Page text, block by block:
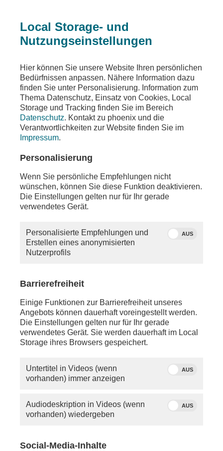
Local Storage- und
Nutzungseinstellungen
Hier können Sie unsere Website Ihren persönlichen
Bedürfnissen anpassen. Nähere Information dazu
finden Sie unter Personalisierung. Information zum
Thema Datenschutz, Einsatz von Cookies, Local
Storage und Tracking finden Sie im Bereich
Datenschutz. Kontakt zu phoenix und die
Verantwortlichkeiten zur Website finden Sie im
Impressum.
Personalisierung
Wenn Sie persönliche Empfehlungen nicht
wünschen, können Sie diese Funktion deaktivieren.
Die Einstellungen gelten nur für Ihr gerade
verwendetes Gerät.
Personalisierte Empfehlungen und
Erstellen eines anonymisierten
Nutzerprofils
AUS
Barrierefreiheit
Einige Funktionen zur Barrierefreiheit unseres
Angebots können dauerhaft voreingestellt werden.
Die Einstellungen gelten nur für Ihr gerade
verwendetes Gerät. Sie werden dauerhaft im Local
Storage ihres Browsers gespeichert.
Untertitel in Videos (wenn
vorhanden) immer anzeigen
AUS
Audiodeskription in Videos (wenn
vorhanden) wiedergeben
AUS
Social-Media-Inhalte